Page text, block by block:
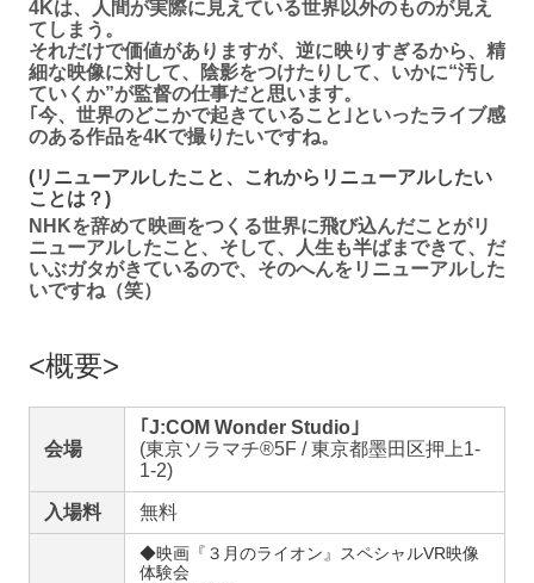
4Kは、人間が実際に見えている世界以外のものが見え
てしまう。
それだけで価値がありますが、逆に映りすぎるから、精
細な映像に対して、陰影をつけたりして、いかに“汚し
ていくか”が監督の仕事だと思います。
｢今、世界のどこかで起きていること｣といったライブ感
のある作品を4Kで撮りたいですね。
(リニューアルしたこと、これからリニューアルしたい
ことは？)
NHKを辞めて映画をつくる世界に飛び込んだことがリ
ニューアルしたこと、そして、人生も半ばまできて、だ
いぶガタがきているので、そのへんをリニューアルした
いですね（笑）
概要
会場
｢J:COM Wonder Studio｣
(東京ソラマチ®5F / 東京都墨田区押上1-
1-2)
入場料 無料
◆映画『３月のライオン』スペシャルVR映像
体験会